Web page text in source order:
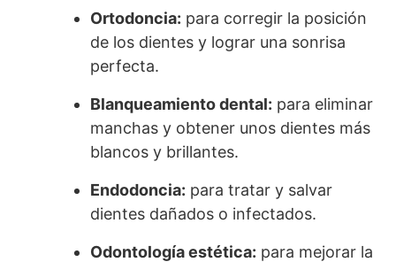
Ortodoncia: para corregir la posición
de los dientes y lograr una sonrisa
perfecta.
Blanqueamiento dental: para eliminar
manchas y obtener unos dientes más
blancos y brillantes.
Endodoncia: para tratar y salvar
dientes dañados o infectados.
Odontología estética: para mejorar la